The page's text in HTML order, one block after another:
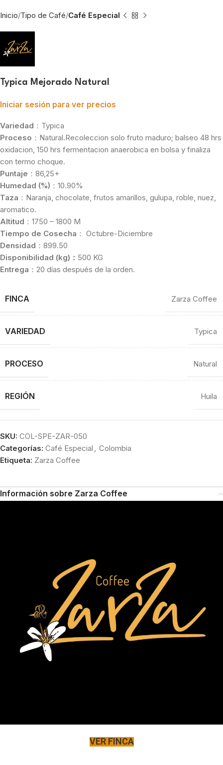
Inicio Tipo de Café Café Especial
Typica Mejorado Natural
Iniciar sesión para ver precios
Variedad ：Typica
Proceso ：Natural.Recoleccion solo fruto maduro; balseo 48 hrs
oxidacion, 150 hrs fermentacion anaerobica en bolsa y finaliza
con termo choque.
Puntaje ：86,25+
Humedad (%) ：10.90%
Taza ：Naranja, chocolate, frutos amarillos, gulupa, roble, nuez,
aromatico.
Altitud ：1750 – 1800 M
Tiempo de Cosecha ： Octubre-Diciembre
Densidad ：899.50
Disponibilidad (kg)： 500 KG
Entrega ：20 días después de la orden.
FINCA Zarza Coffee
VARIEDAD Typica
PROCESO Natural
REGIÓN Huila
SKU: COL-SPE-ZAR-050
Categorías: Café Especial , Colombia
Etiqueta: Zarza Coffee
Información sobre Zarza Coffee
VER FINCA